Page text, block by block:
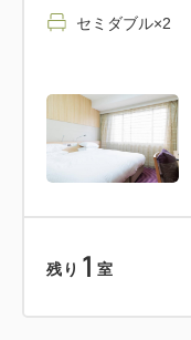
セミダブル×2
残り 1 室